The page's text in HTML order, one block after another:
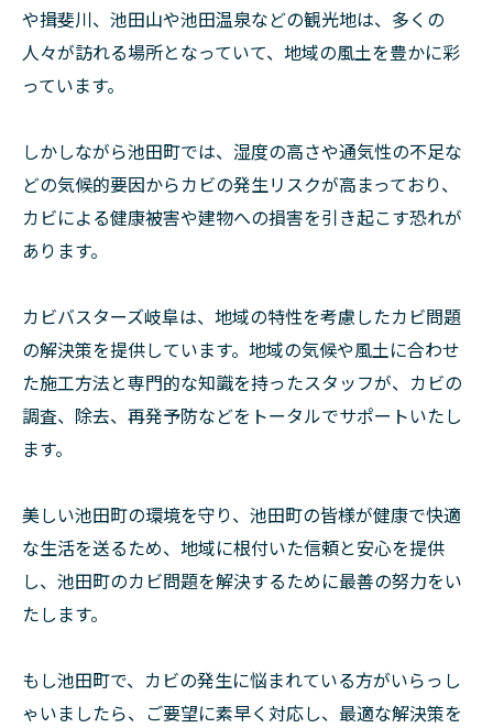
や揖斐川、池田山や池田温泉などの観光地は、多くの
人々が訪れる場所となっていて、地域の風土を豊かに彩
っています。
しかしながら池田町では、湿度の高さや通気性の不足な
どの気候的要因からカビの発生リスクが高まっており、
カビによる健康被害や建物への損害を引き起こす恐れが
あります。
カビバスターズ岐阜は、地域の特性を考慮したカビ問題
の解決策を提供しています。地域の気候や風土に合わせ
た施工方法と専門的な知識を持ったスタッフが、カビの
調査、除去、再発予防などをトータルでサポートいたし
ます。
美しい池田町の環境を守り、池田町の皆様が健康で快適
な生活を送るため、地域に根付いた信頼と安心を提供
し、池田町のカビ問題を解決するために最善の努力をい
たします。
もし池田町で、カビの発生に悩まれている方がいらっし
ゃいましたら、ご要望に素早く対応し、最適な解決策を